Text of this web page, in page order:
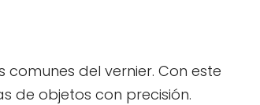
del vernier. Con este
de objetos con precisión.